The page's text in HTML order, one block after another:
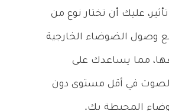
عليك أن تختار نوع من
وصول الضوضاء الخارجية
مما يساعدك على
الصوت في أقل مستوى دون
المحيطة بك.